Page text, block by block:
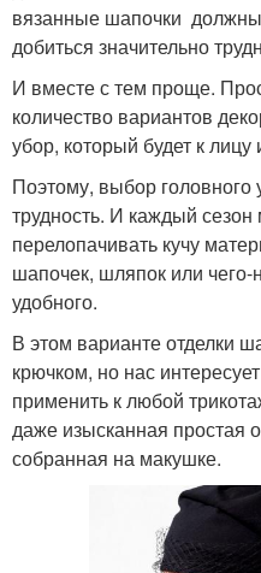
вязанные шапочки должны
добиться значительно
И вместе с тем проще.
количество вариантов
убор, который будет к лицу
Поэтому, выбор головного
трудность. И каждый
перелопачивать кучу
шапочек, шляпок или чего-
удобного.
В этом варианте отделки
крючком, но нас
применить к любой
даже изысканная простая
собранная на макушке.